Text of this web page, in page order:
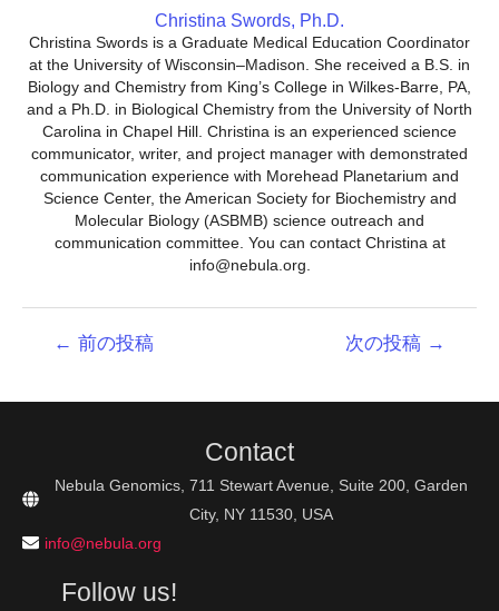
Christina Swords, Ph.D.
Christina Swords is a Graduate Medical Education Coordinator
at the University of Wisconsin–Madison. She received a B.S. in
Biology and Chemistry from King’s College in Wilkes-Barre, PA,
and a Ph.D. in Biological Chemistry from the University of North
Carolina in Chapel Hill. Christina is an experienced science
communicator, writer, and project manager with demonstrated
communication experience with Morehead Planetarium and
Science Center, the American Society for Biochemistry and
Molecular Biology (ASBMB) science outreach and
communication committee. You can contact Christina at
info@nebula.org.
ビ
ョ
← 前の投稿 次の投稿 →
Contact
Nebula Genomics, 711 Stewart Avenue, Suite 200, Garden
City, NY 11530, USA
info@nebula.org
Follow us!